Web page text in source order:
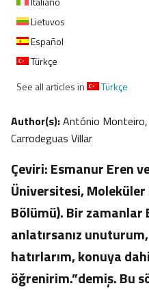
Lietuvos
Español
Türkçe
See all articles in
Türkçe
Author(s):António Monteiro,
Carrodeguas Villar
Çeviri: Esmanur Eren
Üniversitesi,
Bölümü). Bir zamanlar
anlatırsanız
hatırlarım, konuya
öğrenirim.”demiş. Bu